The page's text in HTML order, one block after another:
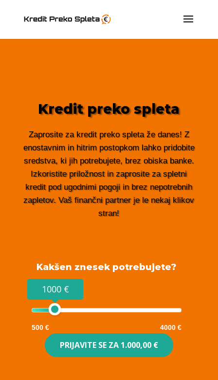
Kredit preko spleta
Zaprosite za kredit preko spleta že danes! Z
enostavnim in hitrim postopkom lahko pridobite
sredstva, ki jih potrebujete, brez obiska banke.
Izkoristite priložnost in zaprosite za spletni
kredit pod ugodnimi pogoji in brez nepotrebnih
zapletov. Vaš finančni partner je le nekaj klikov
stran!
Kakšen znesek potrebujete?
1000 €
500 € 4000 €
PRIJAVITE SE ZA 1.000,00 €